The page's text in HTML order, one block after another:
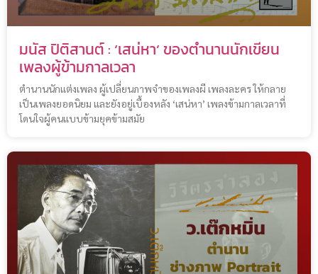
มนัส ปิติสานต์ : ‘เสน่หา’ ของตำนานนักเขียน
เพลงผู้ข้ามกาลเวลา
ตำนานนักแต่งเพลง ผู้เปลี่ยนภาพจำของเพลงผี เพลงละคร ให้กลาย
เป็นเพลงยอดนิยม และยังอยู่เบื้องหลัง ‘เสน่หา’ เพลงข้ามกาลเวลาที่
โดนใจผู้คนแบบข้ามยุคข้ามสมัย